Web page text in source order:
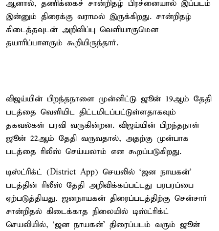
ஆனால், தணிக்கைச் சான்றிதழ் பிரச்னையால் இப்படம்
இன்னும் திரைக்கு வராமல் இருக்கிறது. சான்றிதழ்
கிடைத்தவுடன் அறிவிப்பு வெளியாகுமென
தயாரிப்பாளரும் கூறியிருந்தார்.
விஜய்யின் பிறந்தநாளை முன்னிட்டு ஜூன் 19ஆம் தேதி
படத்தை வெளியிட திட்டமிடப்பட்டுள்ளதாகவும்
தகவல்கள் பரவி வருகின்றன. விஜய்யின் பிறந்தநாள்
ஜூன் 22ஆம் தேதி வருவதால், அதற்கு முன்பாக
படத்தை ரிலீஸ் செய்யலாம் என கூறப்படுகிறது.
டிஸ்ட்ரிக்ட் (District App) செயலில் ‘ஜன நாயகன்’
படத்தின் ரிலீஸ் தேதி அறிவிக்கப்பட்டது பரபரப்பை
ஏற்படுத்தியது. ஜனநாயகன் திரைப்படத்திற்கு சென்சார்
சான்றிதல் கிடைக்காத நிலையில் டிஸ்ட்ரிக்ட்
செயலியில், ‘ஜன நாயகன்’ திரைப்படம் வரும் ஜூன்